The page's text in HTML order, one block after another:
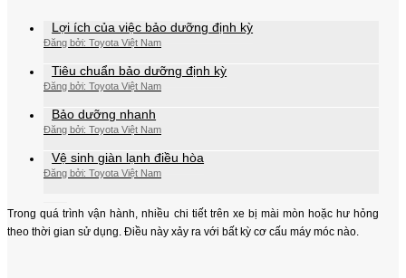
Lợi ích của việc bảo dưỡng định kỳ
Đăng bởi: Toyota Việt Nam
Tiêu chuẩn bảo dưỡng định kỳ
Đăng bởi: Toyota Việt Nam
Bảo dưỡng nhanh
Đăng bởi: Toyota Việt Nam
Vệ sinh giàn lạnh điều hòa
Đăng bởi: Toyota Việt Nam
Trong quá trình vận hành, nhiều chi tiết trên xe bị mài mòn hoặc hư hỏng
theo thời gian sử dụng. Điều này xảy ra với bất kỳ cơ cấu máy móc nào.